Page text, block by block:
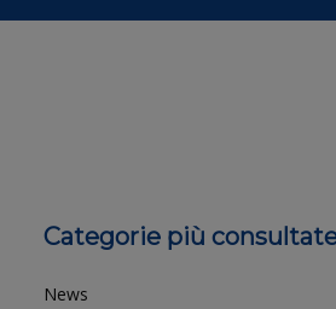
Categorie più
News